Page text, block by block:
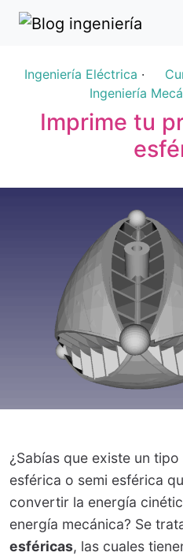
Ingeniería Eléctrica ·
Ingeniería
Imprime tu
¿Sabías que existe un
esférica o semi esférica
convertir la energía
energía mecánica? Se
esféricas, las cuales